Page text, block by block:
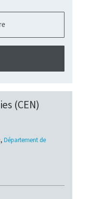
(CEN)
Département de